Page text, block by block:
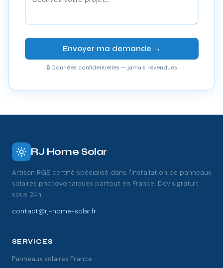
Envoyer ma demande →
🔒 Données confidentielles — jamais revendues
RJ Home Solar
Artisan RGE certifié spécialisé dans l'installation de panneaux
solaires photovoltaïques partout en France. Devis gratuit
sous 24h.
contact@rj-home-solar.fr
SERVICES
Panneaux solaires France